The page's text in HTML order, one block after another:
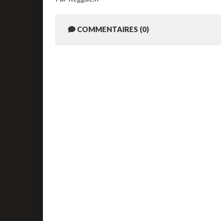
COMMENTAIRES (0)